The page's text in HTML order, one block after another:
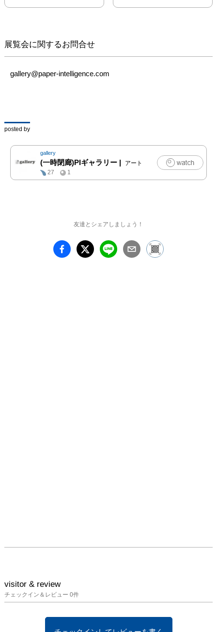
管、、、命あるものすべ
実をテーマにすべてのつ
ながりを表現した作品。
自然や生命、地球に対し
■期間：2016年7月21日
（木）- 8月12日（金）
■入場無料
■営業時間：火曜－金曜
11:00～18:00
■住所：〒456-0022 愛知
県名古屋市熱田区横田2-
■アダム・ウェストン
HP
www.adamwestonart.co
展覧会に関するお問合せ
gallery@paper-intelligence.com
posted by
gallery
(一時閉廊)PIギャラリー |
アート
27
1
友達とシェアしましょう！
visitor & review
チェックイン＆レビュー 0件